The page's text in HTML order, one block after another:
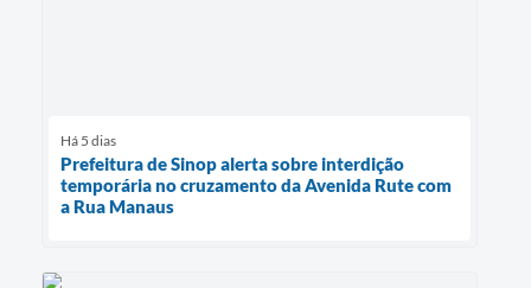
Há 5 dias
Prefeitura de Sinop alerta sobre interdição
temporária no cruzamento da Avenida Rute com
a Rua Manaus